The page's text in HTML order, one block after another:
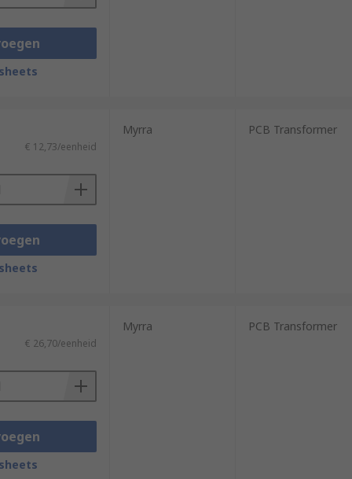
€ 12,73/eenheid
Myrra PCB Transformer
€ 26,70/eenheid
Myrra PCB Transformer